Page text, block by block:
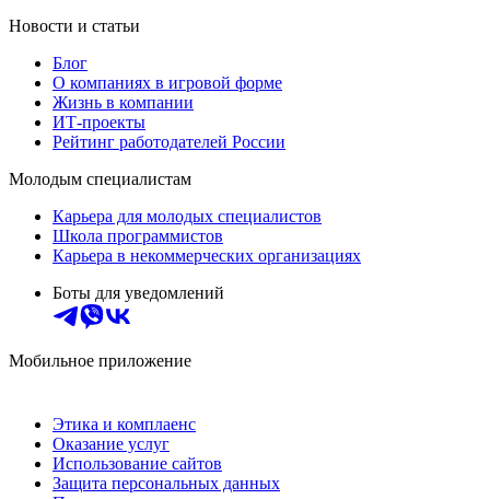
Новости и статьи
Блог
О компаниях в игровой форме
Жизнь в компании
ИТ-проекты
Рейтинг работодателей России
Молодым специалистам
Карьера для молодых специалистов
Школа программистов
Карьера в некоммерческих организациях
Боты для уведомлений
Мобильное приложение
Этика и комплаенс
Оказание услуг
Использование сайтов
Защита персональных данных